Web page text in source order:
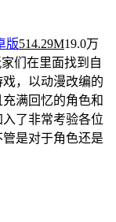
版514.29M19.0万
们在里面找到自
，以动漫改编的
满回忆的角色和
了非常考验各位
是对于角色还是